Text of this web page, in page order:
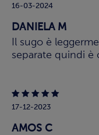
16-03-2024
DANIELA M
Il sugo è
separate quindi è
17-12-2023
AMOS C